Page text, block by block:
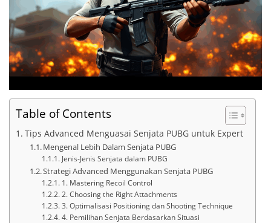
Table of Contents
Tips Advanced Menguasai Senjata PUBG untuk Expert
Mengenal Lebih Dalam Senjata PUBG
Jenis-Jenis Senjata dalam PUBG
Strategi Advanced Menggunakan Senjata PUBG
1. Mastering Recoil Control
2. Choosing the Right Attachments
3. Optimalisasi Positioning dan Shooting Technique
4. Pemilihan Senjata Berdasarkan Situasi